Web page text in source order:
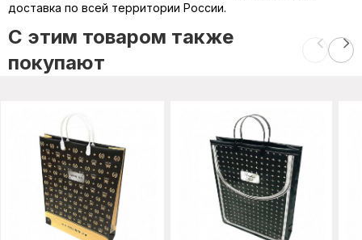
доставка по всей территории России.
C этим товаром также
покупают